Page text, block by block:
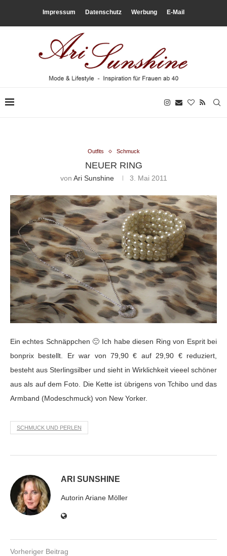
Impressum Datenschutz Werbung E-Mail
Outfits Schmuck
NEUER RING
von Ari Sunshine 3. Mai 2011
Ein echtes Schnäppchen 🙂 Ich habe diesen Ring von Esprit bei
bonprix bestellt. Er war von 79,90 € auf 29,90 € reduziert,
besteht aus Sterlingsilber und sieht in Wirklichkeit vieeel schöner
aus als auf dem Foto. Die Kette ist übrigens von Tchibo und das
Armband (Modeschmuck) von New Yorker.
SCHMUCK UND PERLEN
ARI SUNSHINE
Autorin Ariane Möller
Vorheriger Beitrag